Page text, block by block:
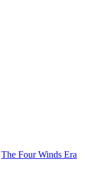
The Four Winds Era